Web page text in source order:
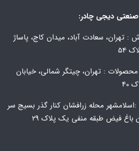
دیجی چادر:
: تهران، سعادت آباد، میدان کاج، پاساژ
محصولات : تهران، چیتگر شمالی، خیابان
محله زرافشان کنار گذر بسیج سر
باغ فیض طبقه منفی یک پلاک ۲۹